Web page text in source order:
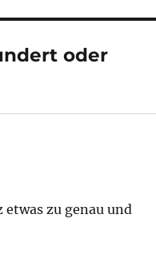
oder
zu genau und